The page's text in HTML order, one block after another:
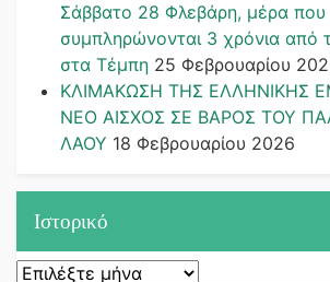
Σάββατο 28 Φλεβάρη, μέρα που
συμπληρώνονται 3 χρόνια από
στα Τέμπη 25 Φεβρουαρίου
ΚΛΙΜΑΚΩΣΗ ΤΗΣ ΕΛΛΗΝΙΚΗΣ
ΝΕΟ ΑΙΣΧΟΣ ΣΕ ΒΑΡΟΣ ΤΟΥ
ΛΑΟΥ 18 Φεβρουαρίου 2026
Ιστορικό
Ιστορικό